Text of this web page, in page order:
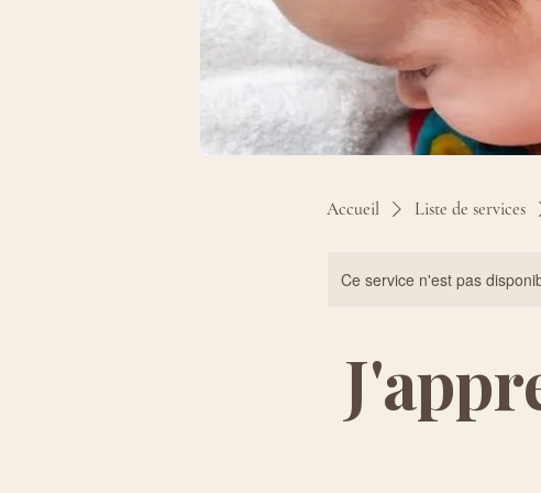
Accueil Liste de services
Ce service n'est pas